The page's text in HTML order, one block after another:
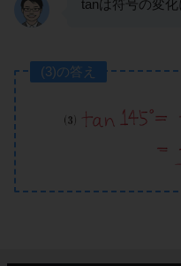
tanは符号の変化
(3)の答え